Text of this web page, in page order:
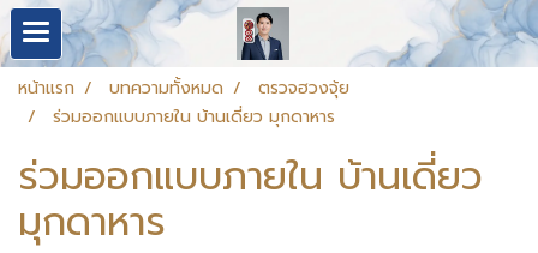
หน้าแรก บทความทั้งหมด
ตรวจฮวงจุ้ย
ร่วมออกแบบภายใน บ้านเดี่ยว มุกดาหาร
ร่วมออกแบบภายใน บ้านเดี่ยว
มุกดาหาร